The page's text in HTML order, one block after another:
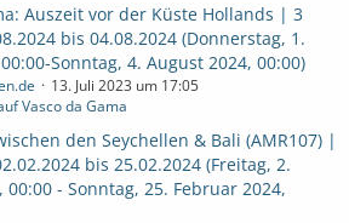
Auszeit vor der Küste Hollands | 3
bis 04.08.2024 (Donnerstag, 1.
Sonntag, 4. August 2024, 00:00)
13. Juli 2023 um 17:05
Vasco da Gama
den Seychellen & Bali (AMR107) |
bis 25.02.2024 (Freitag, 2.
00:00 - Sonntag, 25. Februar 2024,